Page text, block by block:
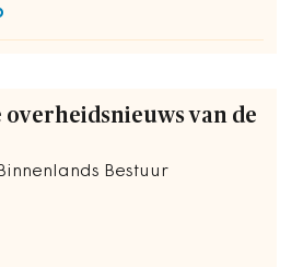
van de
Bestuur